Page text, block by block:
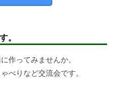
。
作ってみませんか。
べりなど交流会です。